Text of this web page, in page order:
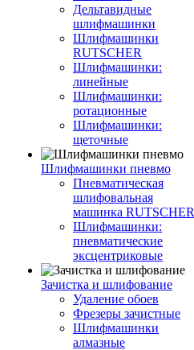
Дельтавидные
шлифмашинки
Шлифмашинки
RUTSCHER
Шлифмашинки:
линейные
Шлифмашинки:
ротационные
Шлифмашинки:
щеточные
Шлифмашинки пневмо
Пневматическая
шлифовальная
машинка RUTSCHER
Шлифмашинки:
пневматические
эксцентриковые
Зачистка и шлифование
Удаление обоев
Фрезеры зачистные
Шлифмашинки
алмазные